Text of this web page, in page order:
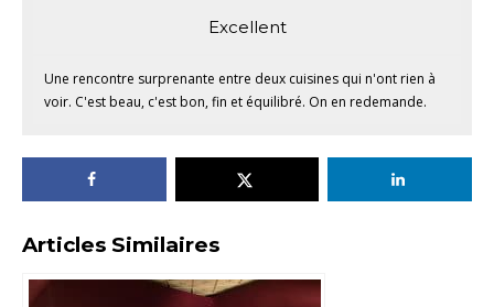
Excellent
Une rencontre surprenante entre deux cuisines qui n'ont rien à
voir. C'est beau, c'est bon, fin et équilibré. On en redemande.
Articles Similaires